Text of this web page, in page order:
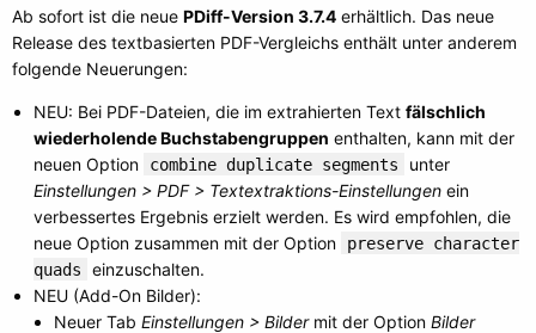
Ab sofort ist die neue PDiff-Version 3.7.4 erhältlich. Das neue
Release des textbasierten PDF-Vergleichs enthält unter anderem
folgende Neuerungen:
NEU: Bei PDF-Dateien, die im extrahierten Text fälschlich
wiederholende Buchstabengruppen enthalten, kann mit der
neuen Option
combine duplicate segments
unter
Einstellungen > PDF > Textextraktions-Einstellungenein
verbessertes Ergebnis erzielt werden. Es wird empfohlen, die
neue Option zusammen mit der Option
preserve character
quads
einzuschalten.
NEU (Add-On Bilder):
Neuer Tab Einstellungen > Bildermit der Option Bilder